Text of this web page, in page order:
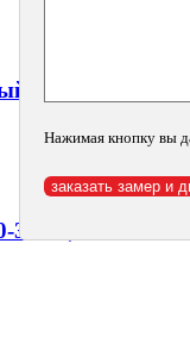
Нажимая кнопку вы
40-30-30, в
30, в связке